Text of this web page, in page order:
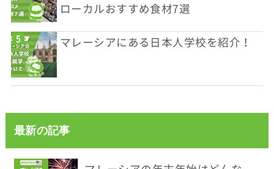
ローカルおすすめ食材7選
マレーシアにある日本人学校を紹介！
最新の記事